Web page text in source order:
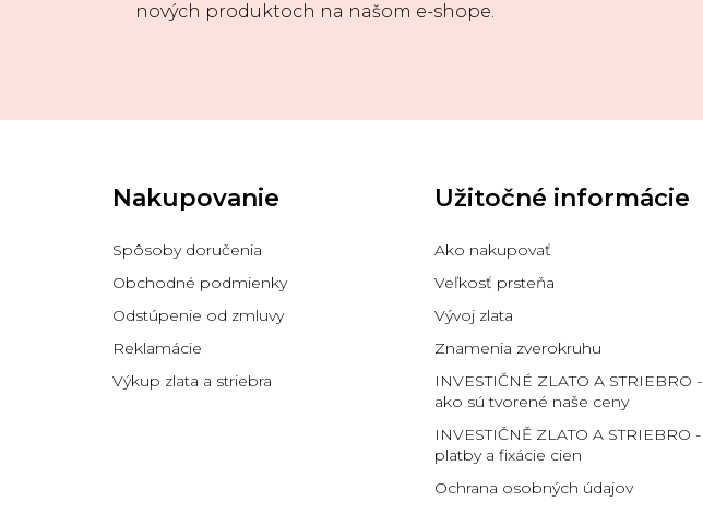
nových produktoch na našom e-shope.
Nakupovanie
Spôsoby doručenia
Obchodné podmienky
Odstúpenie od zmluvy
Reklamácie
Výkup zlata a striebra
Užitočné informácie
Ako nakupovať
Veľkosť prsteňa
Vývoj zlata
Znamenia zverokruhu
INVESTIČNÉ ZLATO A STRIEBRO -
ako sú tvorené naše ceny
INVESTIČNĚ ZLATO A STRIEBRO -
platby a fixácie cien
Ochrana osobných údajov